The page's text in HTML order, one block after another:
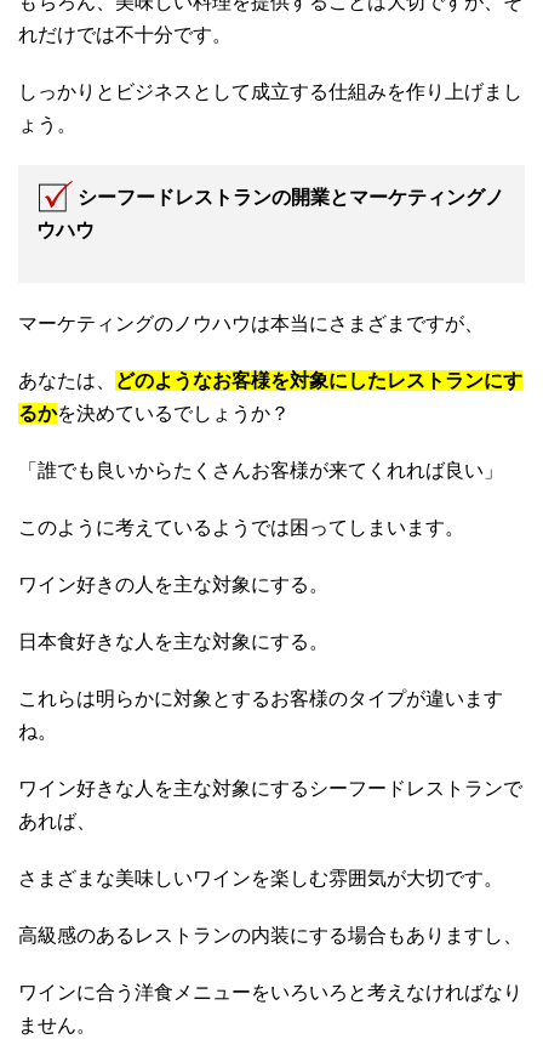
れだけでは不十分です。
しっかりとビジネスとして成立する仕組みを作り上げまし
ょう。
シーフードレストランの開業とマーケティングノ
ウハウ
マーケティングのノウハウは本当にさまざまですが、
あなたは、
どのようなお客様を対象にしたレストランにす
るかを決めているでしょうか？
「誰でも良いからたくさんお客様が来てくれれば良い」
このように考えているようでは困ってしまいます。
ワイン好きの人を主な対象にする。
日本食好きな人を主な対象にする。
これらは明らかに対象とするお客様のタイプが違います
ね。
ワイン好きな人を主な対象にするシーフードレストランで
あれば、
さまざまな美味しいワインを楽しむ雰囲気が大切です。
高級感のあるレストランの内装にする場合もありますし、
ワインに合う洋食メニューをいろいろと考えなければなり
ません。